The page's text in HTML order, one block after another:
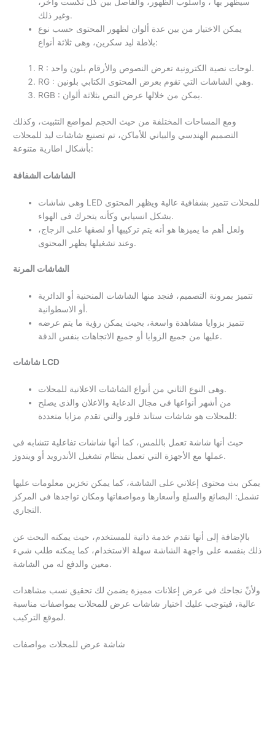
وغير ذلك.
يمكن الاختيار من بين عدة ألوان لظهور المحتوى حسب نوع
بلاطة ليد سكرين، وهى ثلاثة أنواع:
R : لوحات نصية الكترونية تعرض النصوص والأرقام بلون واحد.
RG : وهي الشاشات التي تقوم بعرض المحتوى الكتابي بلونين.
RGB : يمكن من خلالها عرض النص بثلاثة ألوان.
ومع المساحات المختلفة من حيث الحجم لمواضع التثبيت، وكذلك
التصميم الهندسي والبياني للأماكن، تم تصنيع شاشات ليد للمحلات
بأشكال اطارية متنوعة:
الشاشات الشفافة
وهى شاشات LED للمحلات تتميز بشفافية عالية ويظهر المحتوى
بشكل انسيابي وكأنه يتحرك فى الهواء.
ولعل أهم ما يميزها هو أنه يتم تركيبها أو لصقها على الزجاج،
وعند تشغيلها يظهر المحتوى.
الشاشات المرنة
تتميز بمرونة التصميم، فنجد منها الشاشات المنحنية أو الدائرية
أو الاسطوانية.
تتميز بزوايا مشاهدة واسعة، بحيث يمكن رؤية ما يتم عرضه
عليها من جميع الزوايا أو جميع الاتجاهات بنفس الدقة.
شاشات LCD
وهى النوع الثاني من أنواع الشاشات الاعلانية للمحلات.
من أشهر أنواعها فى مجال الدعاية والاعلان والذى يصلح
للمحلات هو شاشات ستاند فلور والتي تقدم مزايا متعددة:
حيث أنها شاشة تعمل باللمس، كما أنها شاشات تفاعلية تتشابه في
عملها مع الأجهزة التي تعمل بنظام تشغيل الأندرويد أو ويندوز.
يمكن بث محتوى إعلاني على الشاشة، كما يمكن تخزين معلومات عليها
تشمل: البضائع والسلع وأسعارها ومواصفاتها ومكان تواجدها فى المركز
التجاري.
بالإضافة إلى أنها تقدم خدمة ذاتية للمستخدم، حيث يمكنه البحث عن
ذلك بنفسه على واجهة الشاشة سهلة الاستخدام، كما يمكنه طلب شيء
معين والدفع له من الشاشة.
ولأنّ نجاحك في عرض إعلانات مميزة يضمن لك تحقيق نسب مشاهدات
عالية، فيتوجب عليك اختيار شاشات عرض للمحلات بمواصفات مناسبة
لموقع التركيب.
شاشة عرض للمحلات مواصفات